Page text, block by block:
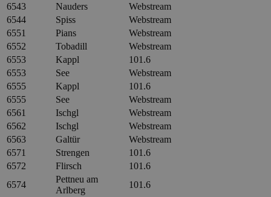
6543
Nauders
Webstream
6544
Spiss
Webstream
6551
Pians
Webstream
6552
Tobadill
Webstream
6553
Kappl
101.6
6553
See
Webstream
6555
Kappl
101.6
6555
See
Webstream
6561
Ischgl
Webstream
6562
Ischgl
Webstream
6563
Galtür
Webstream
6571
Strengen
101.6
6572
Flirsch
101.6
6574
Pettneu am
Arlberg
101.6